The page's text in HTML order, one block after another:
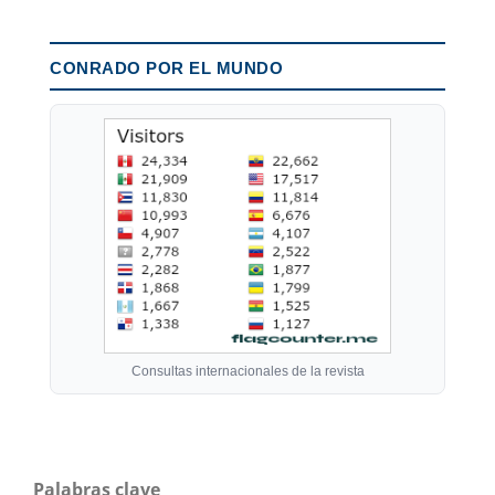
CONRADO POR EL MUNDO
Consultas internacionales de la revista
Palabras clave